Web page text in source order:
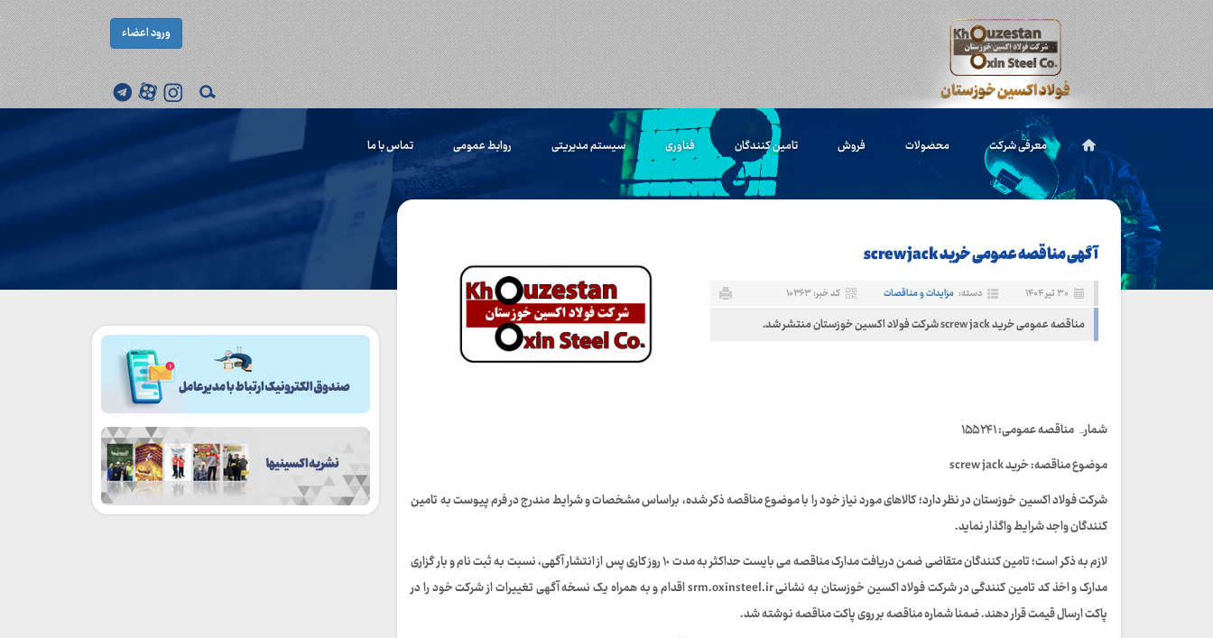
ورود اعضاء
معرفی شرکت محصولات فروش تامین کنندگان فناوری سیستم مدیریتی روابط عمومی تماس با ما
آگهی مناقصه عمومی خرید screw jack
۳۰ تیر ۱۴۰۴ دسته: مزایدات و مناقصات کد خبر: ۱۰۳۶۳
مناقصه عمومی خرید screw jack شرکت فولاد اکسین خوزستان منتشر شد.
شمارہ مناقصه عمومی: ١۵۵٢۴١
موضوع مناقصه: خرید screw jack
شرکت فولاد اکسین خوزستان در نظر دارد؛ کالاهای مورد نیاز خود را با موضوع مناقصه ذکر شده، براساس مشخصات و شرایط مندرج در فرم پیوست به تامین
کنندگان واجد شرایط واگذار نماید.
لازم به ذکر است؛ تامین کنندگان متقاضی ضمن دریافت مدارک مناقصه می بایست حداکثر به مدت ١٠ روز کاری پس از انتشار آگهی، نسبت به ثبت نام و بار گزاری
مدارک و اخذ کد تامین کنندگی در شرکت فولاد اکسین خوزستان به نشانى srm.oxinsteel.ir اقدام و به همراه یک نسخه آگھی تغییرات از شرکت خود را در
پاكت ارسال قيمت قرار دهند. ضمنا شماره مناقصه بر روی پاکت مناقصه نوشته شد.